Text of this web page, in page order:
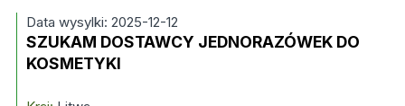
Data wysylki: 2025-12-12
SZUKAM DOSTAWCY JEDNORAZÓWEK DO
KOSMETYKI